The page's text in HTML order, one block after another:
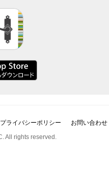
プライバシーポリシー
お問い合わせ
All rights reserved.